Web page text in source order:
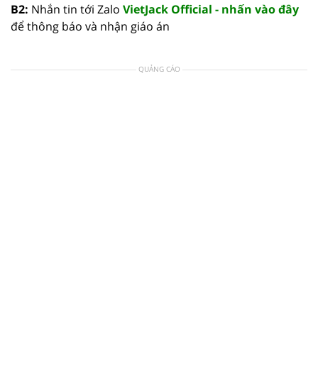
B2: Nhắn tin tới Zalo VietJack Official - nhấn vào đây
để thông báo và nhận giáo án
QUẢNG CÁO